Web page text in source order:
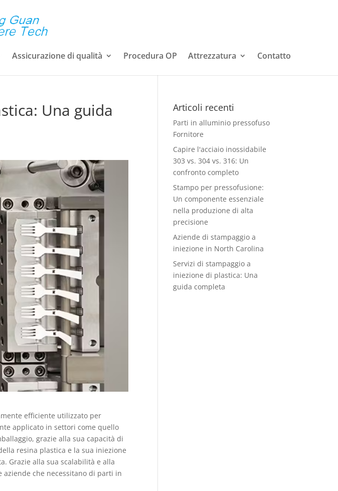
Assicurazione di qualità Procedura OP Attrezzatura Contatto
Una guida
efficiente utilizzato per
applicato in settori come quello
grazie alla sua capacità di
resina plastica e la sua iniezione
Grazie alla sua scalabilità e alla
che necessitano di parti in
Articoli recenti
Parti in alluminio pressofuso
Fornitore
Capire l'acciaio inossidabile
303 vs. 304 vs. 316: Un
confronto completo
Stampo per pressofusione:
Un componente essenziale
nella produzione di alta
precisione
Aziende di stampaggio a
iniezione in North Carolina
Servizi di stampaggio a
iniezione di plastica: Una
guida completa